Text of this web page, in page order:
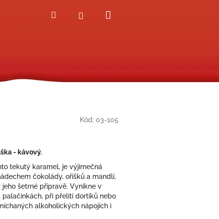
Hledat Přihlášení
Kód: 03-105
- kávový.
tekutý karamel, je výjimečná
čokolády, oříšků a mandlí,
šetrné přípravě. Vynikne v
palačinkách, při přelití dortíků nebo
alkoholických nápojích i